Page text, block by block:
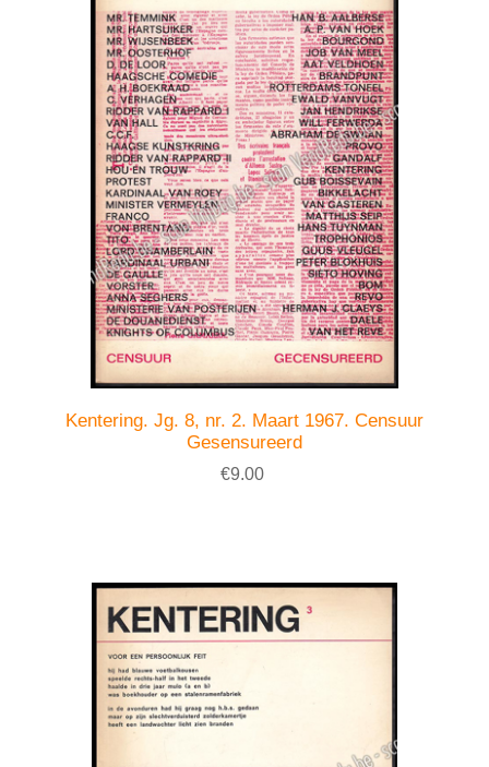
Kentering. Jg. 8, nr. 2. Maart 1967. Censuur
Gesensureerd
€9.00